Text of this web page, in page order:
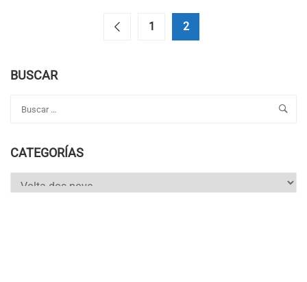
1 2
BUSCAR
CATEGORÍAS
Categorías